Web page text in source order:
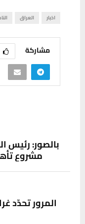
اخبار العراق
مشاركة
بالصور: رئيس
مشروع
المرور تحدّد